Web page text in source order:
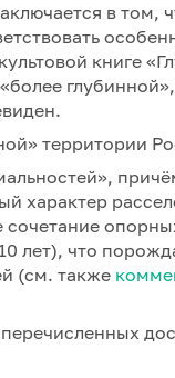
в том,
книге
территории
характер
лет), что
(см. также